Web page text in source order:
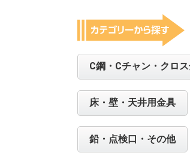
C鋼・Cチャン・クロ
床・壁・天井用金具
鉛・点検口・その他